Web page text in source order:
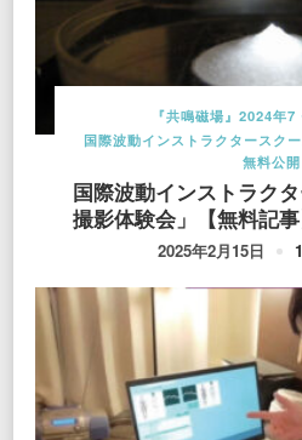
『共鳴磁場』2024年7
国際波動インストラクタースク
無料公開
国際波動インストラク
撮影体験会」【無料記事
2025年2月15日